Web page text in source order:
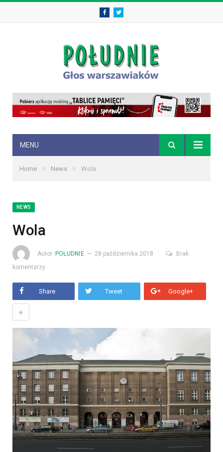
FacebookTwitter
MENU
Home » News » Wola
NEWS
Wola
Autor POŁUDNIE 28 października 2018
Brak
komentarzy
Share Tweet Google+
+